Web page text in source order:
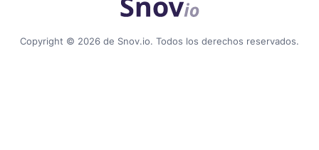
Copyright © 2026 de Snov.io. Todos los derechos reservados.